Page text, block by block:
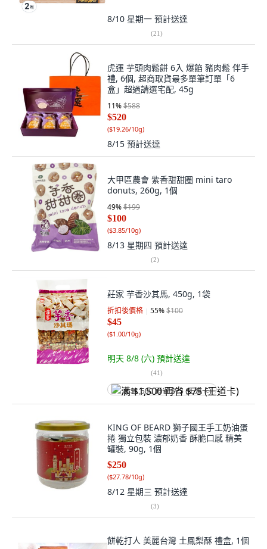
8/10 星期一 預計送達
(21)
虎運 芋頭肉鬆餅 6入 爆餡 豬肉鬆 伴手
禮, 6個, 超商取貨最多單筆訂單「6
盒」超過請選宅配, 45g
11%$588
$520
($19.26/10g)
8/15 預計送達
大甲區農會 紫香甜甜圈 mini taro
donuts, 260g, 1個
49%$199
$100
($3.85/10g)
8/13 星期四 預計送達
(2)
莊家 芋香沙其馬, 450g, 1袋
折扣後價格 55%$100
$45
($1.00/10g)
明天 8/8 (六) 預計送達
(41)
满 $1,500 再省 $75 (王道卡)
KING OF BEARD 獅子國王手工奶油蛋
捲 獨立包裝 濃郁奶香 酥脆口感 精美
罐裝, 90g, 1個
$250
($27.78/10g)
8/12 星期三 預計送達
(3)
餅乾打人 美麗台灣 土鳳梨酥 禮盒, 1個